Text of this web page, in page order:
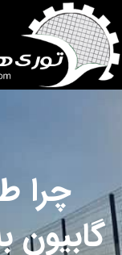
چرا
گابیون